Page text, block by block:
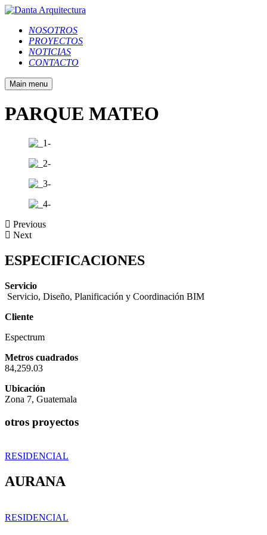
NOSOTROS
PROYECTOS
NOTICIAS
CONTACTO
Main menu
PARQUE MATEO
Previous
Next
ESPECIFICACIONES
Servicio
Servicio, Diseño, Planificación y Coordinación BIM
Cliente
Espectrum
Metros cuadrados
84,259.03
Ubicación
Zona 7, Guatemala
RESIDENCIAL
AURANA
RESIDENCIAL